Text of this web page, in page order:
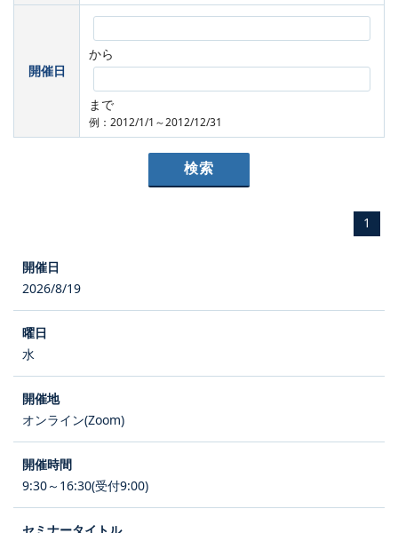
開催日
から
まで
例：2012/1/1～2012/12/31
1
2026/8/19
水
オンライン(Zoom)
9:30～16:30(受付9:00)